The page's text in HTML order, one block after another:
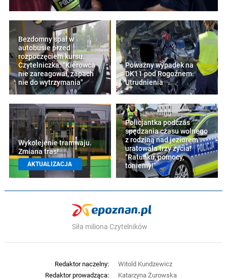
Bezdomny spał w
autobusie przed
rozpoczęciem kursu.
Czytelniczka: "Kierowca
nie zareagował, zapach
nie do wytrzymania"
Poważny wypadek na
DK11 pod Rogoźnem.
Utrudnienia
Wykolejenie tramwaju.
Zmiana tras!
AKTUALIZACJA
Policjantka podczas
spędzania czasu wolnego
z rodziną nad jeziorem
uratowała trzy życia!
"Ratunku, pomocy,
toniemy!"
Siła miliona Czytelników
Redaktor naczelny:
Witold Kundzewicz
Redaktor prowadząca:
Katarzyna Żurowska